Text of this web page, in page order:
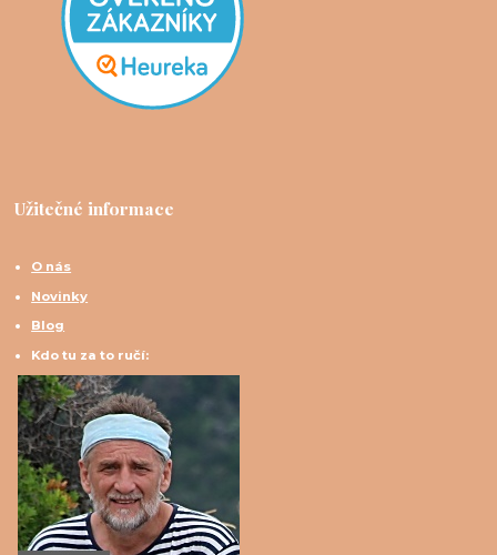
Užitečné informace
O nás
Novinky
Blog
Kdo tu za to ručí: